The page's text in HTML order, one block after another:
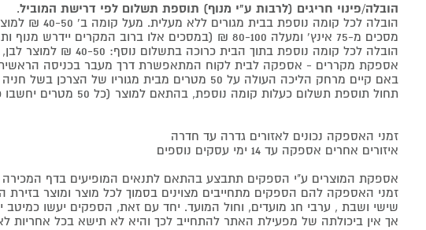
הובלה/פינוי חריגים (לרבות ע"י מנוף) תוספת תשלום לפי דרישת המוביל.
הובלה לכל קומה נוספת בבית מגורים ללא מעלית. מעל קומה ב' 40-50 ₪ למוצר לבן, 60-80 ₪ למקרר/מקפיא, מסכים עד 65 אינץ' בין 50-80 ₪
מסכים מ-75 אינץ' ומעלה 80-100 ₪ (במסכים אלו ברוב המקרים יידרש מנוף ותחול הוראת הובלה חריגה שלעיל. אם לא יידרש מנוף תחול תוספת הקומות כבר מהקומה הראשונה)
הובלה לכל קומה נוספת בתוך הבית כרוכה בתשלום נוסף: 40-50 ₪ למוצר לבן, 60-80 ₪ למקרר/מקפיא, מסכים עד 65 אינץ' בין 50-80 ₪, מסכים מ-75 אינץ' ומעלה 80-100 ₪.
אספקת מקררים - אספקה לבית לקוח המתאפשרת דרך מעבר בכניסה הראשית עד קומה ב' ללא
באם קיים מרחק הליכה העולה על 50 מטרים מבית מגוריו של הצרכן בשל חניה מרוחקת או חוסר גישה לביתו,
תחול תוספת תשלום כעלות קומה נוספת, בהתאם למוצר (כל 50 מטרים יחשבו כקומה נוספת).
זמני האספקה נכונים לאזורים גדרה עד חדרה
איזורים אחרים אספקה עד 14 ימי עסקים נוספים
אספקת המוצרים ע"י הספקים תתבצע בהתאם לתנאים המופיעים בדף
זמני האספקה להם הספקים מתחייבים מצוינים בסמוך לכל מוצר ומוצר
שישי ושבת , ערבי חג מועדים, וחול המועד. יחד עם זאת, הספקים יעשו
אך אין ביכולתה של מפעילת האתר להתחייב לכך והיא לא תישא בכל אחריות